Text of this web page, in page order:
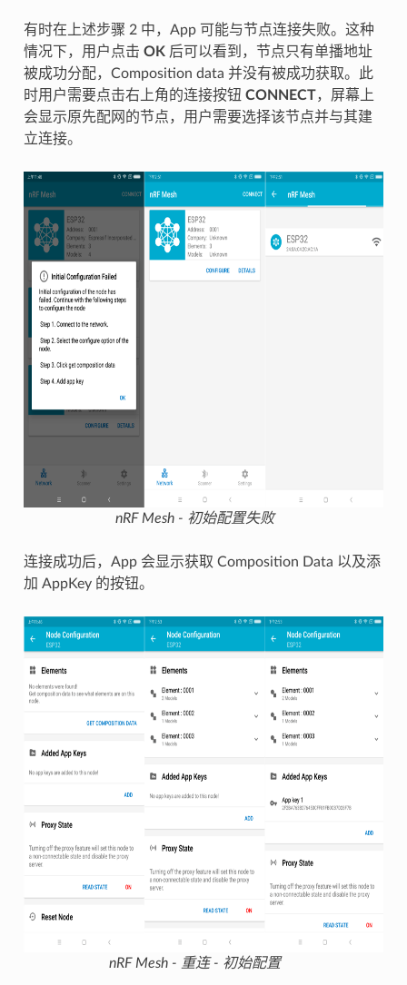
有时在上述步骤 2 中，App 可能与节点连接失败。这种
情况下，用户点击 OK 后可以看到，节点只有单播地址
被成功分配，Composition data 并没有被成功获取。此
时用户需要点击右上角的连接按钮 CONNECT，屏幕上
会显示原先配网的节点，用户需要选择该节点并与其建
立连接。
nRF Mesh - 初始配置失败
连接成功后，App 会显示获取 Composition Data 以及添
加 AppKey 的按钮。
nRF Mesh - 重连 - 初始配置